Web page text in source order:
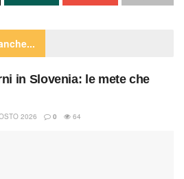
in Slovenia: le mete che
2026 0 64